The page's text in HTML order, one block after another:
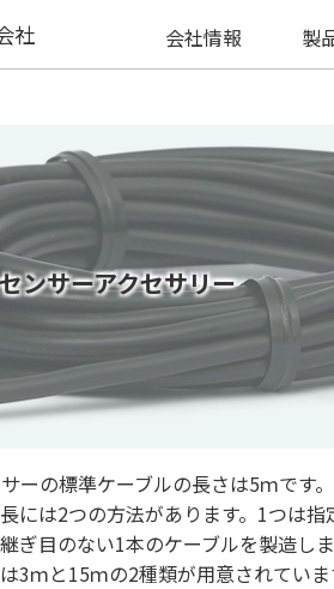
社 会社情報 製
ンサーアクセサリー
ーの標準ケーブルの長さは5ｍです
には2つの方法があります。1つは
ぎ目のない1本のケーブルを製造し
3ｍと15ｍの2種類が用意されていま